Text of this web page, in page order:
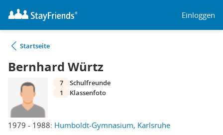
Einloggen
Startseite
Bernhard Würtz
1979 - 1988: Humboldt-Gymnasium, Karlsruhe
7
Schulfreunde
1
Klassenfoto